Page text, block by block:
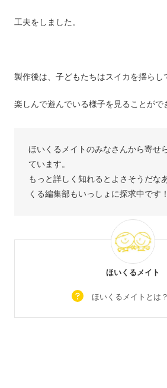
工夫をしました。
製作後は、子どもたちはスイカを揺らし
楽しんで遊んでいる様子を見ることがで
ほいくるメイトのみなさんから寄せ
ています。
もっと詳しく知れるとよさそうだな
くる編集部もいっしょに探求中です！
ほいくるメイト
ほいくるメイトとは？